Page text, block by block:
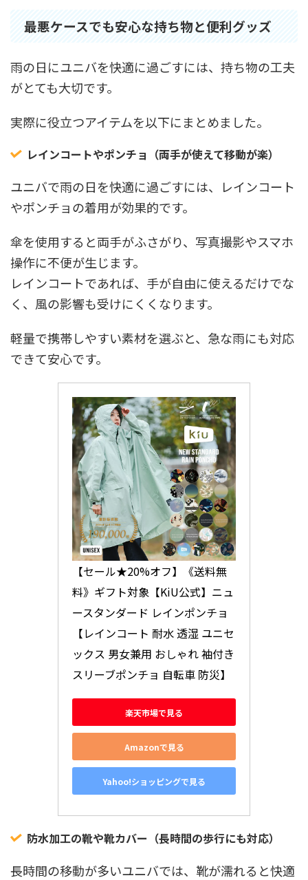
最悪ケースでも安心な持ち物と便利グッズ
雨の日にユニバを快適に過ごすには、持ち物の工夫
がとても大切です。
実際に役立つアイテムを以下にまとめました。
レインコートやポンチョ（両手が使えて移動が楽）
ユニバで雨の日を快適に過ごすには、レインコート
やポンチョの着用が効果的です。
傘を使用すると両手がふさがり、写真撮影やスマホ
操作に不便が生じます。
レインコートであれば、手が自由に使えるだけでな
く、風の影響も受けにくくなります。
軽量で携帯しやすい素材を選ぶと、急な雨にも対応
できて安心です。
【セール★20%オフ】《送料無
料》ギフト対象【KiU公式】ニュ
ースタンダード レインポンチョ
【レインコート 耐水 透湿 ユニセ
ックス 男女兼用 おしゃれ 袖付き
スリーブポンチョ 自転車 防災】
楽天市場で見る
Amazonで見る
Yahoo!ショッピングで見る
防水加工の靴や靴カバー（長時間の歩行にも対応）
長時間の移動が多いユニバでは、靴が濡れると快適